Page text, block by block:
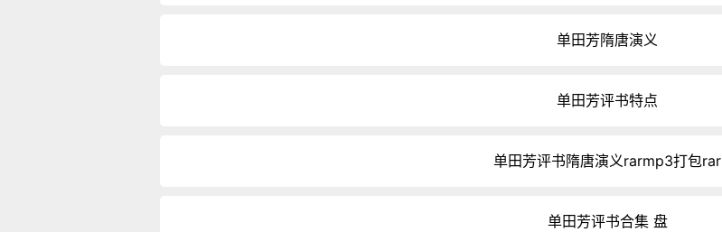
单田芳隋唐演义
单田芳评书特点
单田芳评书隋唐演义rarmp3打包rar
单田芳评书合集 盘